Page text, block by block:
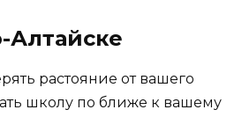
Алтайске
растояние от вашего
школу по ближе к вашему